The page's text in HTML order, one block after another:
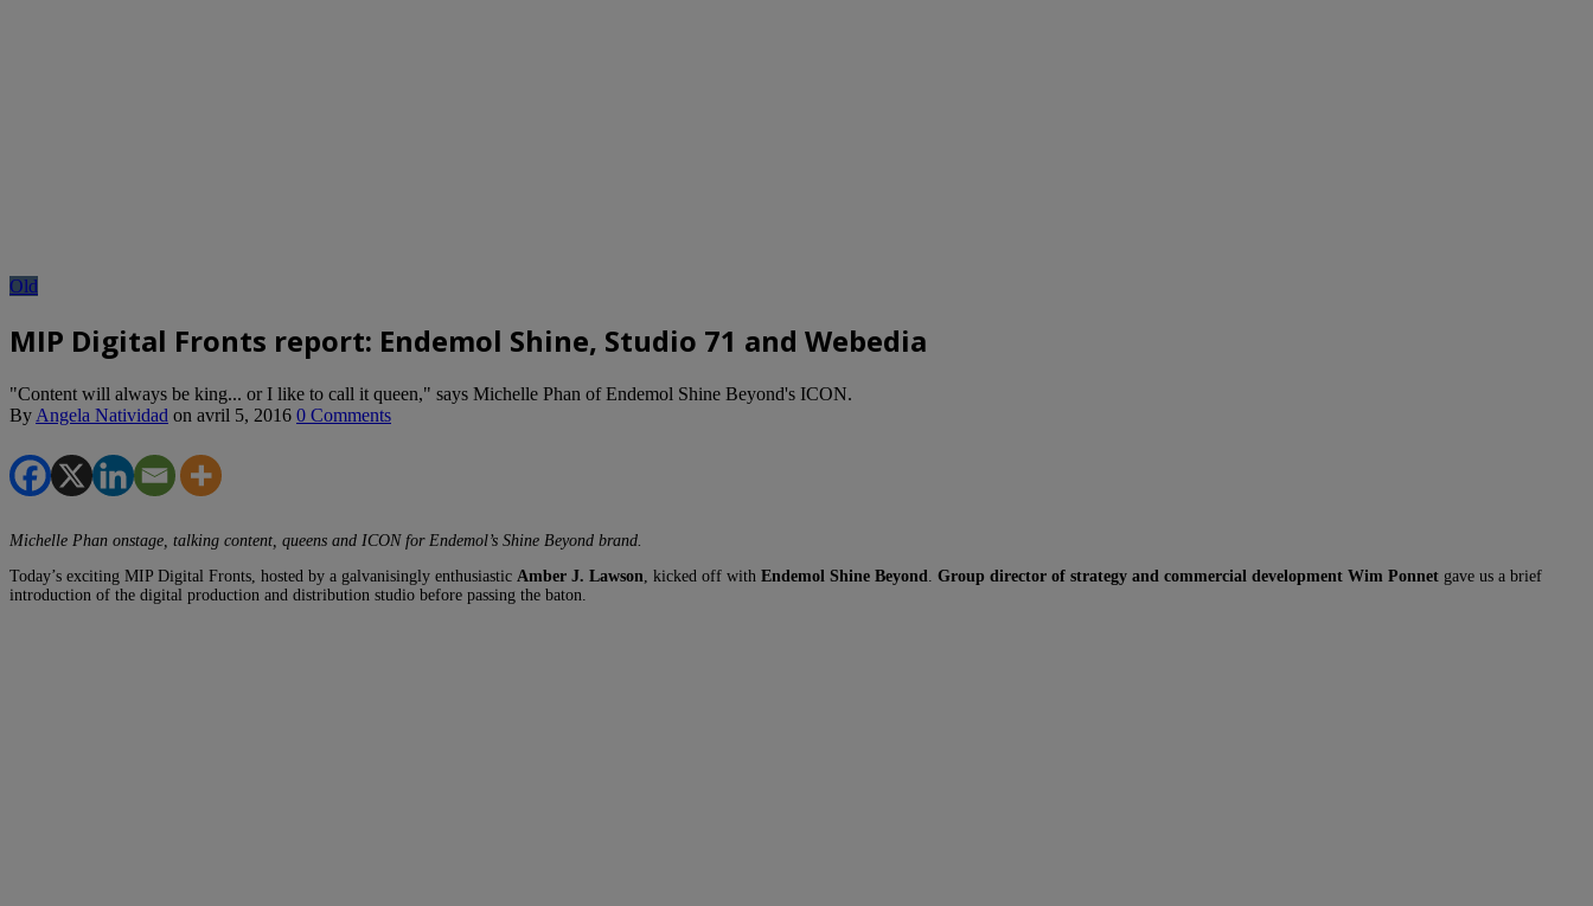
Old
MIP Digital Fronts report: Endemol Shine, Studio 71 and Webedia
"Content will always be king... or I like to call it queen," says Michelle Phan of Endemol Shine Beyond's ICON.
By Angela Natividad on avril 5, 2016 0 Comments
Michelle Phan onstage, talking content, queens and ICON for Endemol’s Shine Beyond brand.
Today’s exciting MIP Digital Fronts, hosted by a galvanisingly enthusiastic Amber J. Lawson , kicked off with Endemol Shine Beyond Group director of strategy and commercial development Wim Ponnet gave us a brief
introduction of the digital production and distribution studio before passing the baton.